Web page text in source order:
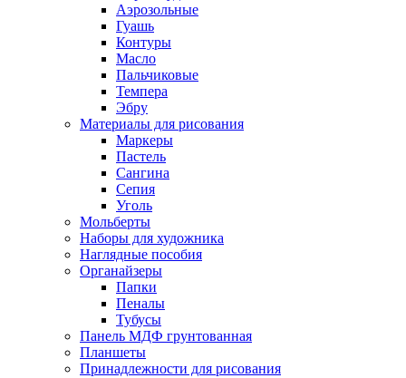
Аэрозольные
Гуашь
Контуры
Масло
Пальчиковые
Темпера
Эбру
Материалы для рисования
Маркеры
Пастель
Сангина
Сепия
Уголь
Мольберты
Наборы для художника
Наглядные пособия
Органайзеры
Папки
Пеналы
Тубусы
Панель МДФ грунтованная
Планшеты
Принадлежности для рисования